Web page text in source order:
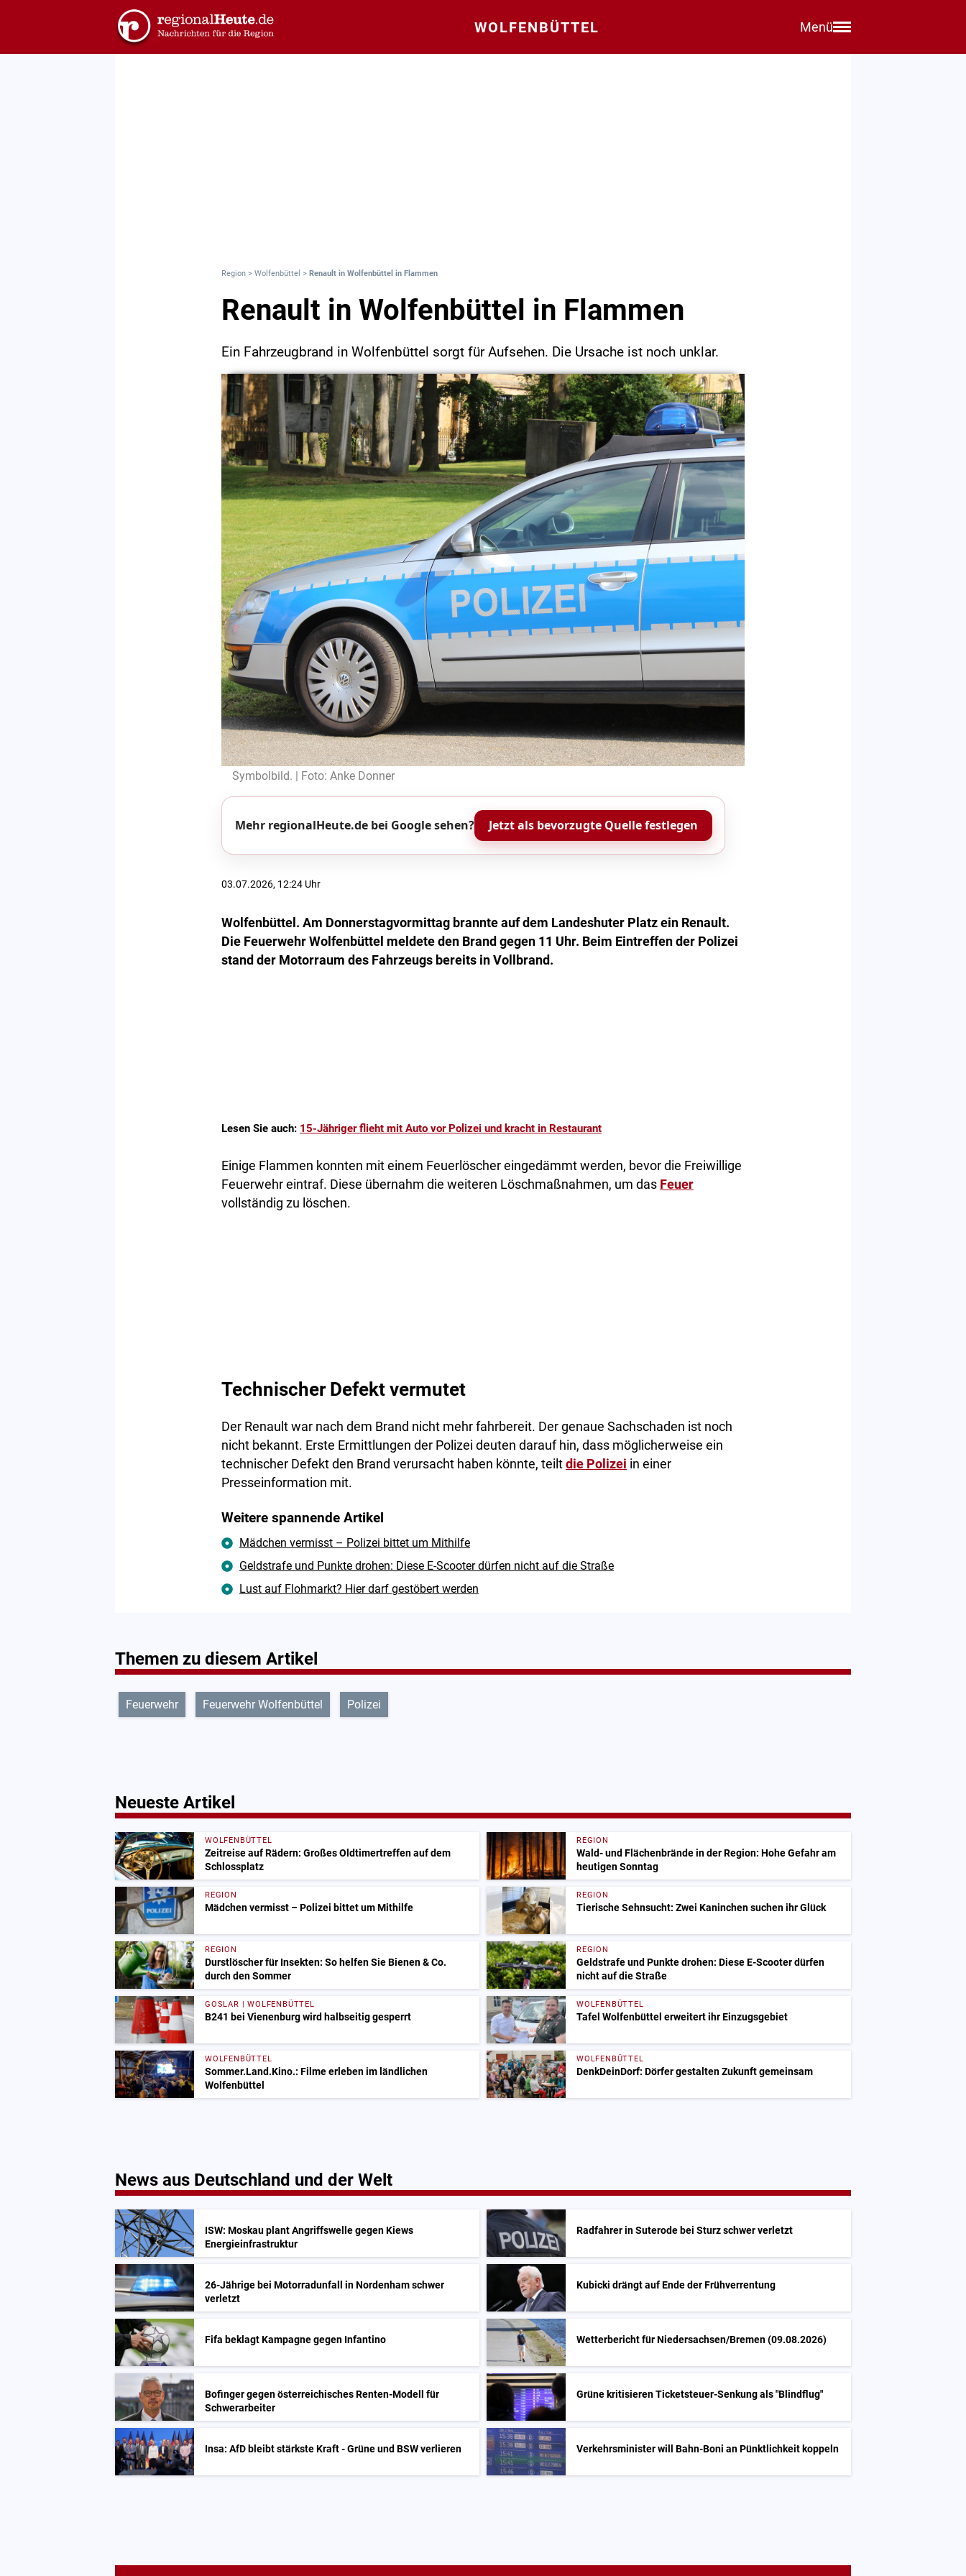
WOLFENBÜTTEL Menü
Region > Wolfenbüttel > Renault in Wolfenbüttel in Flammen
Renault in Wolfenbüttel in Flammen
Ein Fahrzeugbrand in Wolfenbüttel sorgt für Aufsehen. Die Ursache ist noch unklar.
Symbolbild. | Foto: Anke Donner
Mehr regionalHeute.de bei Google sehen? Jetzt als bevorzugte Quelle festlegen
03.07.2026, 12:24 Uhr
Wolfenbüttel. Am Donnerstagvormittag brannte auf dem Landeshuter Platz ein Renault.
Die Feuerwehr Wolfenbüttel meldete den Brand gegen 11 Uhr. Beim Eintreffen der Polizei
stand der Motorraum des Fahrzeugs bereits in Vollbrand.
Lesen Sie auch: 15-Jähriger flieht mit Auto vor Polizei und kracht in Restaurant
Einige Flammen konnten mit einem Feuerlöscher eingedämmt werden, bevor die Freiwillige
Feuerwehr eintraf. Diese übernahm die weiteren Löschmaßnahmen, um das Feuer
vollständig zu löschen.
Technischer Defekt vermutet
Der Renault war nach dem Brand nicht mehr fahrbereit. Der genaue Sachschaden ist noch
nicht bekannt. Erste Ermittlungen der Polizei deuten darauf hin, dass möglicherweise ein
technischer Defekt den Brand verursacht haben könnte, teilt die Polizei in einer
Presseinformation mit.
Weitere spannende Artikel
Mädchen vermisst – Polizei bittet um Mithilfe
Geldstrafe und Punkte drohen: Diese E-Scooter dürfen nicht auf die Straße
Lust auf Flohmarkt? Hier darf gestöbert werden
Themen zu diesem Artikel
Feuerwehr Feuerwehr Wolfenbüttel Polizei
Neueste Artikel
WOLFENBÜTTEL
Zeitreise auf Rädern: Großes Oldtimertreffen auf dem
Schlossplatz
REGION
Wald- und Flächenbrände in der Region: Hohe Gefahr am
heutigen Sonntag
REGION
Mädchen vermisst – Polizei bittet um Mithilfe
REGION
Tierische Sehnsucht: Zwei Kaninchen suchen ihr Glück
REGION
Durstlöscher für Insekten: So helfen Sie Bienen & Co.
durch den Sommer
REGION
Geldstrafe und Punkte drohen: Diese E-Scooter dürfen
nicht auf die Straße
GOSLAR | WOLFENBÜTTEL
B241 bei Vienenburg wird halbseitig gesperrt
WOLFENBÜTTEL
Tafel Wolfenbüttel erweitert ihr Einzugsgebiet
WOLFENBÜTTEL
Sommer.Land.Kino.: Filme erleben im ländlichen
Wolfenbüttel
WOLFENBÜTTEL
DenkDeinDorf: Dörfer gestalten Zukunft gemeinsam
News aus Deutschland und der Welt
ISW: Moskau plant Angriffswelle gegen Kiews
Energieinfrastruktur
Radfahrer in Suterode bei Sturz schwer verletzt
26-Jährige bei Motorradunfall in Nordenham schwer
verletzt
Kubicki drängt auf Ende der Frühverrentung
Fifa beklagt Kampagne gegen Infantino Wetterbericht für Niedersachsen/Bremen (09.08.2026)
Bofinger gegen österreichisches Renten-Modell für
Schwerarbeiter
Grüne kritisieren Ticketsteuer-Senkung als "Blindflug"
Insa: AfD bleibt stärkste Kraft - Grüne und BSW verlieren Verkehrsminister will Bahn-Boni an Pünktlichkeit koppeln